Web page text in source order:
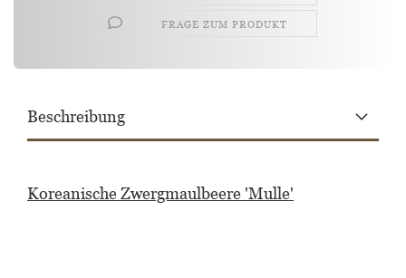
FRAGE ZUM PRODUKT
Beschreibung
Koreanische Zwergmaulbeere 'Mulle'